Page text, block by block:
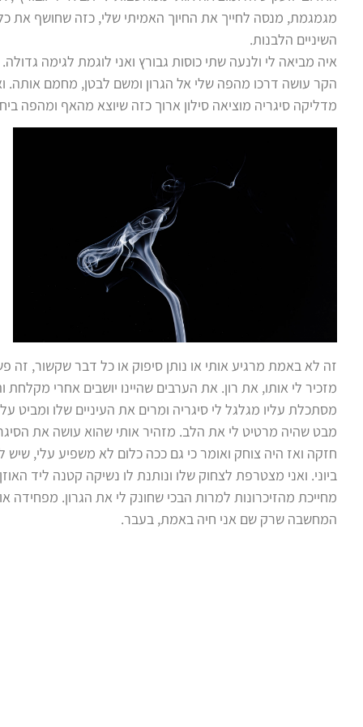
מגמגמת, מנסה לחייך את החיוך האמיתי שלי, כזה שחושף את
השיניים הלבנות.
איה מביאה לי ולנעה שתי כוסות גבורץ ואני לוגמת לגימה גדולה.
הקר עושה דרכו מהפה שלי אל הגרון ומשם לבטן, מחמם אותה.
מדליקה סיגריה מוציאה סילון ארוך כזה שיוצא מהאף ומהפה
זה לא באמת מרגיע אותי או נותן סיפוק או כל דבר שקשור, זה
מזכיר לי אותו, את רון. את הערבים שהיינו יושבים אחרי מקלחת
מסתכלת עליו מגלגל לי סיגריה ומרים את העיניים שלו ומביט
מבט שהיה מרטיט לי את הלב. מזהיר אותי שהוא עושה את
חזקה ואז היה צוחק ואומר כי גם ככה כלום לא משפיע עלי, שיש
ביוני. ואני מצטרפת לצחוק שלו ונותנת לו נשיקה קטנה ליד
מחייכת מהזיכרונות למרות הבכי שחונק לי את הגרון. מפחידה
המחשבה שרק שם אני חיה באמת, בעבר.